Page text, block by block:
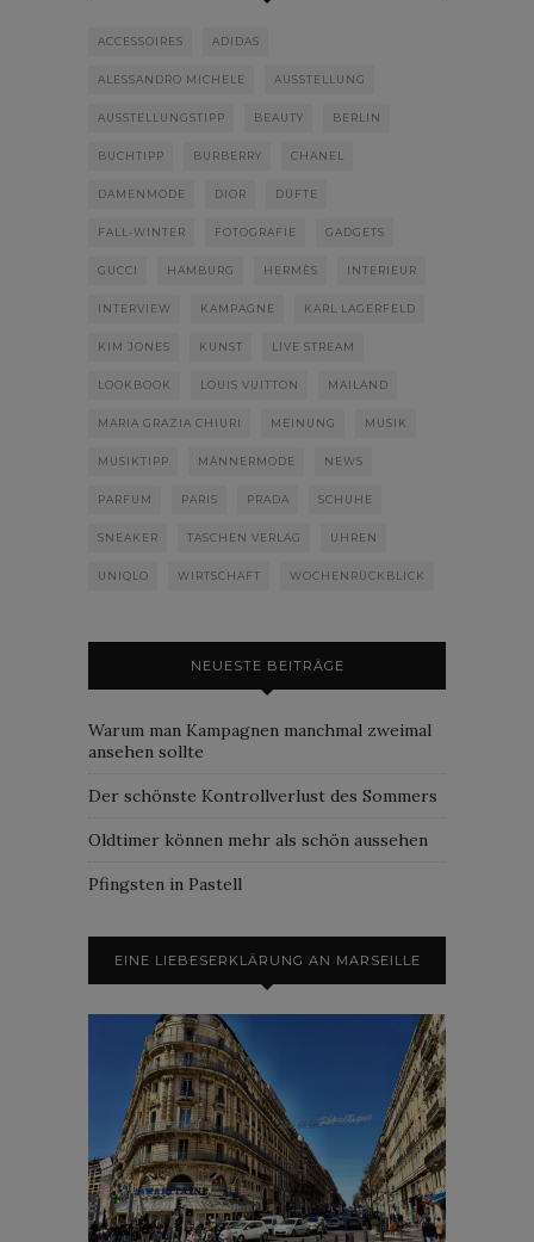
ACCESSOIRES ADIDAS
ALESSANDRO MICHELE AUSSTELLUNG
AUSSTELLUNGSTIPP BEAUTY BERLIN
BUCHTIPP BURBERRY CHANEL
DAMENMODE DIOR DÜFTE
FALL-WINTER FOTOGRAFIE GADGETS
GUCCI HAMBURG HERMÈS INTERIEUR
INTERVIEW KAMPAGNE KARL LAGERFELD
KIM JONES KUNST LIVE STREAM
LOOKBOOK LOUIS VUITTON MAILAND
MARIA GRAZIA CHIURI MEINUNG MUSIK
MUSIKTIPP MÄNNERMODE NEWS
PARFUM PARIS PRADA SCHUHE
SNEAKER TASCHEN VERLAG UHREN
UNIQLO WIRTSCHAFT WOCHENRÜCKBLICK
NEUESTE BEITRÄGE
Warum man Kampagnen manchmal zweimal
ansehen sollte
Der schönste Kontrollverlust des Sommers
Oldtimer können mehr als schön aussehen
Pfingsten in Pastell
EINE LIEBESERKLÄRUNG AN MARSEILLE